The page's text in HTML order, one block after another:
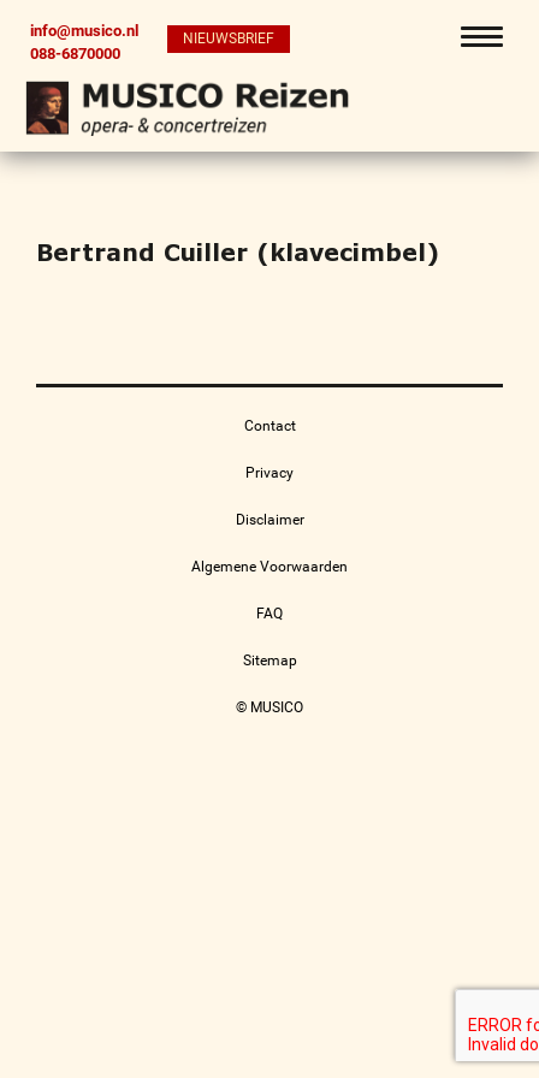
info@musico.nl
088-6870000
NIEUWSBRIEF
Bertrand Cuiller (klavecimbel)
Contact
Privacy
Disclaimer
Algemene Voorwaarden
FAQ
Sitemap
© MUSICO